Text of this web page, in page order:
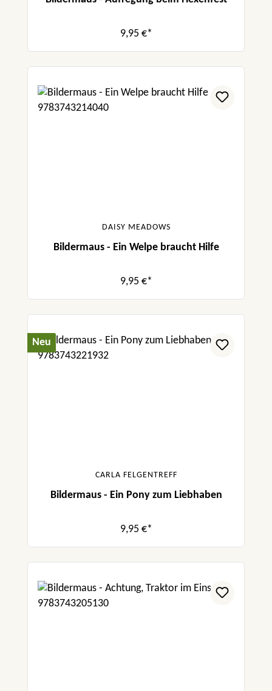
9,95 €*
DAISY MEADOWS
Bildermaus - Ein Welpe braucht Hilfe
9,95 €*
Neu
CARLA FELGENTREFF
Bildermaus - Ein Pony zum Liebhaben
9,95 €*